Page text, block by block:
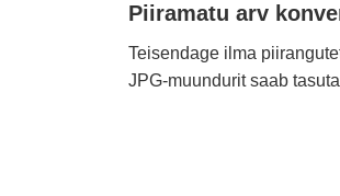
Piiramatu arv
Teisendage ilma
JPG-muundurit saab